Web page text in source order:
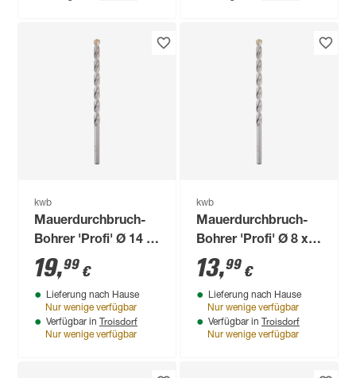
kwb
Mauerdurchbruch-
Bohrer 'Profi' Ø 14 x
400 mm
19,99 €
Lieferung nach Hause
Nur wenige verfügbar
Verfügbar in Troisdorf
Nur wenige verfügbar
kwb
Mauerdurchbruch-
Bohrer 'Profi' Ø 8 x
400 mm
13,99 €
Lieferung nach Hause
Nur wenige verfügbar
Verfügbar in Troisdorf
Nur wenige verfügbar